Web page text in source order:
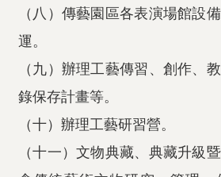
（八）傳藝園區各表演場館設
運。
（九）辦理工藝傳習、創作、
錄保存計畫等。
（十）辦理工藝研習營。
（十一）文物典藏、典藏升級